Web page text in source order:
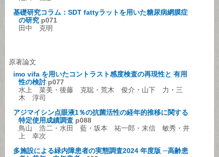
基礎研究コラム：SDT fattyラットを用いた糖尿病網膜症
の研究 p071
田中 克明
原著論文
imo vifa を用いたコントラスト感度検査の再現性と 有用
性の検討 p077
水上 菜美・後藤 克聡・荒木 俊介・山下 力・三
木 淳司
アジマイシン点眼液1％の抗菌活性の経年的推移に関する
特定使用成績調査 p088
鳥山 浩二・水田 藍・坂本 祐一郎・末信 敏秀・井
上 幸次
多施設による緑内障患者の実態調査2024 年度版 ─高齢患